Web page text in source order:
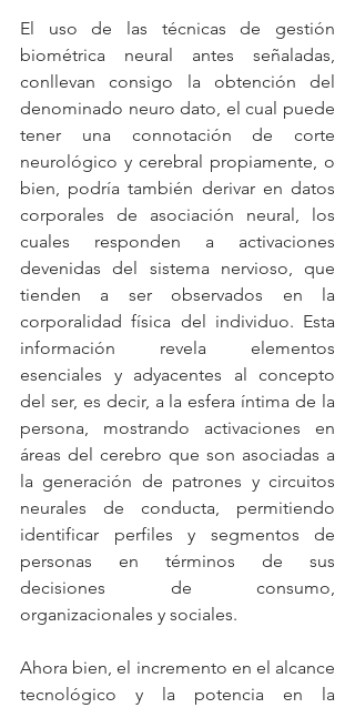
El uso de las técnicas de gestión
biométrica neural antes señaladas,
conllevan consigo la obtención del
denominado neuro dato, el cual puede
tener una connotación de corte
neurológico y cerebral propiamente, o
bien, podría también derivar en datos
corporales de asociación neural, los
cuales responden a activaciones
devenidas del sistema nervioso, que
tienden a ser observados en la
corporalidad física del individuo. Esta
información revela elementos
esenciales y adyacentes al concepto
del ser, es decir, a la esfera íntima de la
persona, mostrando activaciones en
áreas del cerebro que son asociadas a
la generación de patrones y circuitos
neurales de conducta, permitiendo
identificar perfiles y segmentos de
personas en términos de sus
decisiones de consumo,
organizacionales y sociales.
Ahora bien, el incremento en el alcance
tecnológico y la potencia en la